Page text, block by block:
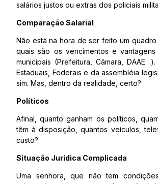
salários justos ou extras dos policiais
Comparação Salarial
Não está na hora de ser feito um
quais são os vencimentos e
municipais (Prefeitura, Câmara,
Estaduais, Federais e da assembléia
sim. Mas, dentro da realidade, certo?
Políticos
Afinal, quanto ganham os políticos,
têm à disposição, quantos veículos,
custo?
Situação Jurídica Complicada
Uma senhora, que não tem